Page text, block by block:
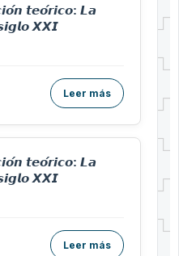
𝙩𝙚𝙤́𝙧𝙞𝙘𝙤: 𝙇𝙖
𝙓𝙓𝙄
Leer más
𝙩𝙚𝙤́𝙧𝙞𝙘𝙤: 𝙇𝙖
𝙓𝙓𝙄
Leer más